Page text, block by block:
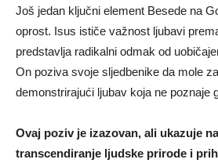
Još jedan ključni element Besede na
oprost. Isus ističe važnost ljubavi
predstavlja radikalni odmak od
On poziva svoje sljedbenike da mole
demonstrirajući ljubav koja ne poznaje
Ovaj poziv je izazovan, ali ukazuje
transcendiranje ljudske prirode i